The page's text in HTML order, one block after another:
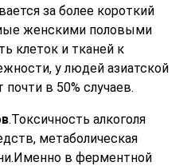
за более короткий
женскими половыми
клеток и тканей к
у людей азиатской
в 50% случаев.
.Токсичность алкоголя
метаболическая
в ферментной